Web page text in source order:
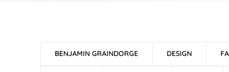
BENJAMIN GRAINDORGE DESIGN